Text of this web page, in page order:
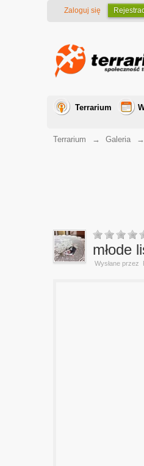
Zaloguj się
Terrarium
Terrarium
→ Galeria →
młode
Wysłane przez